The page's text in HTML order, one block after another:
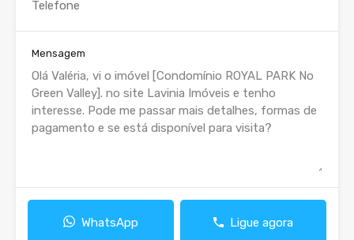
Mensagem
WhatsApp Ligue agora